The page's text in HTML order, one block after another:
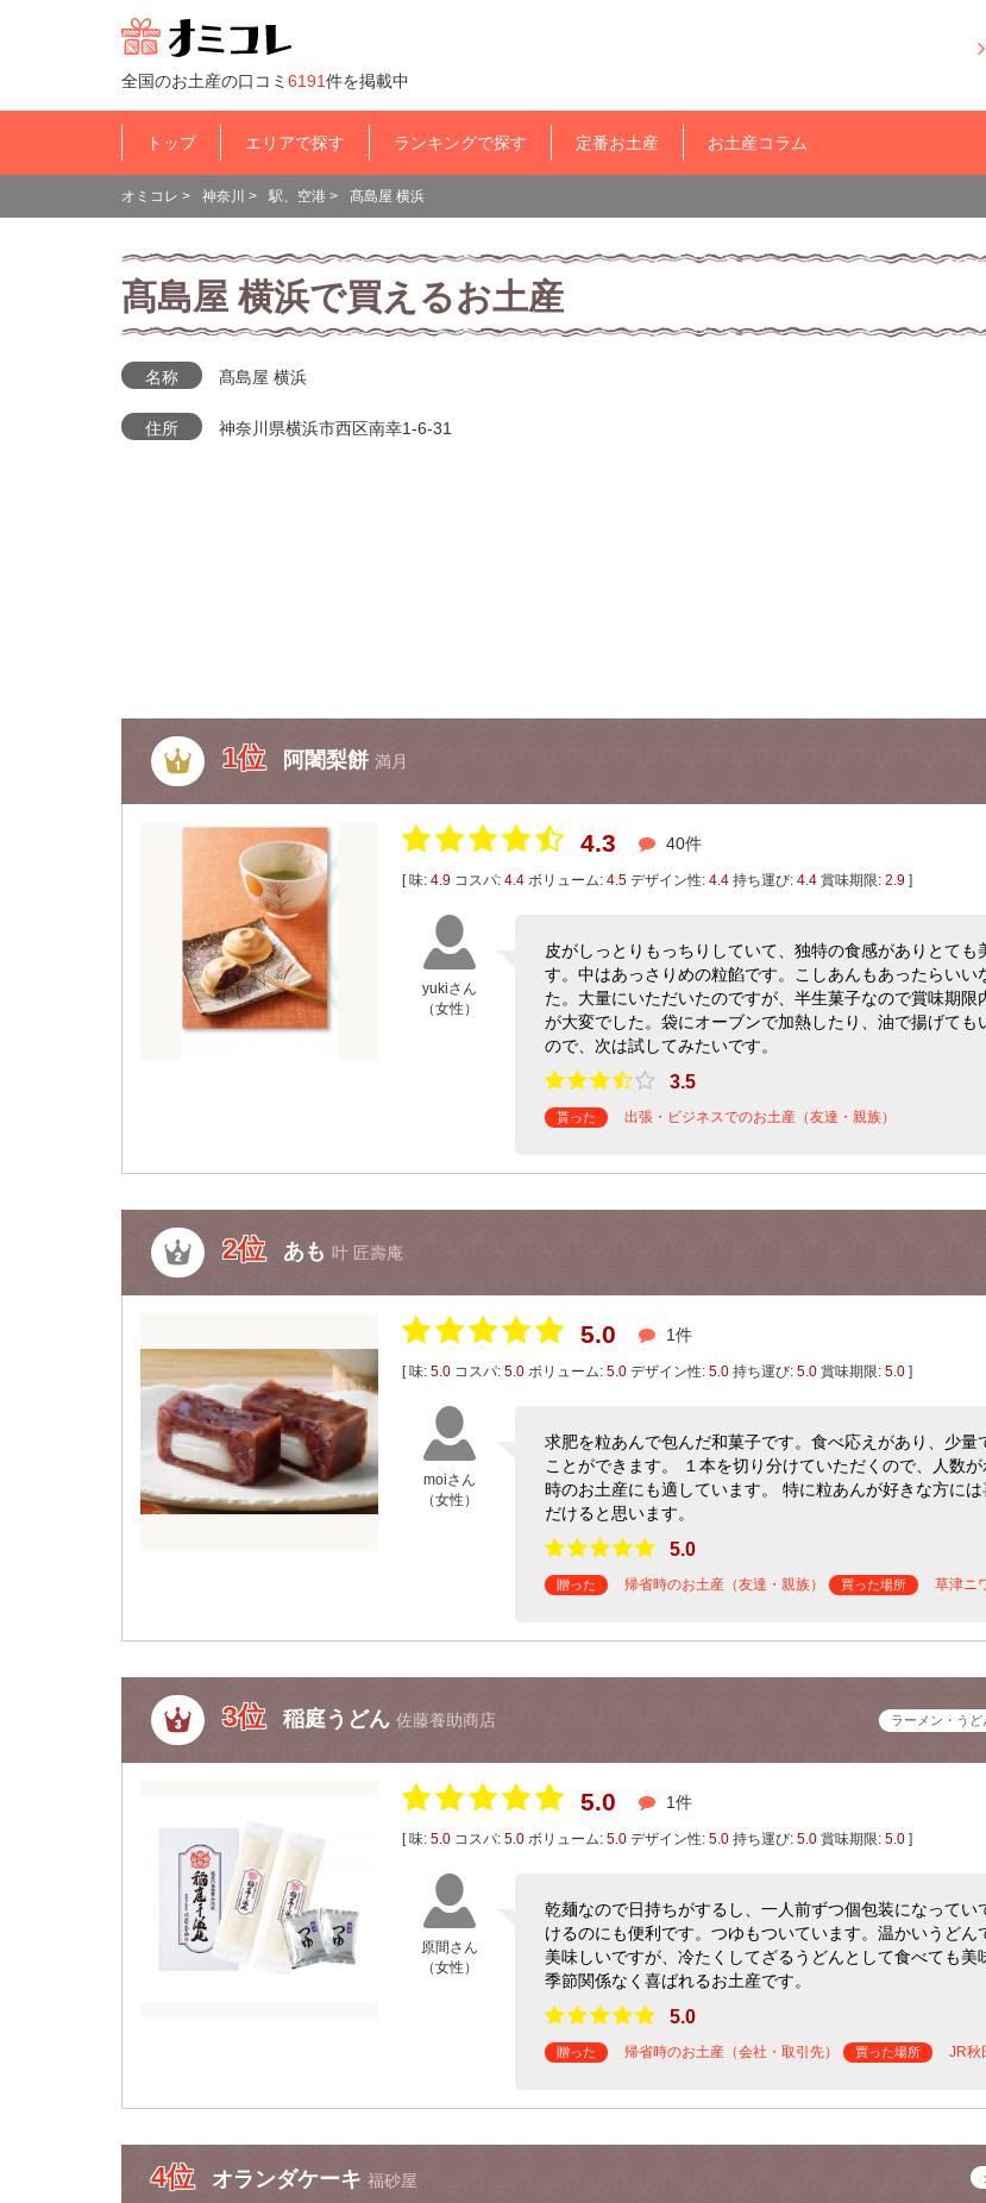
全国のお土産の口コミ 6191件を掲載中
トップ エリアで探す ランキングで探す 定番お土産 お土産コラム
オミコレ > 神奈川 > 駅、空港 > 髙島屋 横浜
髙島屋 横浜で買えるお土産
名称 髙島屋 横浜
住所 神奈川県横浜市西区南幸1-6-31
1位 阿闍梨餅 満月
4.3 40件
[ 味: 4.9 コスパ: 4.4 ボリューム: 4.5 デザイン性: 4.4 持ち運び: 4.4 賞味期限: 2.9 ]
yukiさん
（女性）
皮がしっとりもっちりしていて、独特の食感がありとても
す。中はあっさりめの粒餡です。こしあんもあったらいい
た。大量にいただいたのですが、半生菓子なので賞味期限
が大変でした。袋にオーブンで加熱したり、油で揚げても
ので、次は試してみたいです。
3.5
貰った 出張・ビジネスでのお土産（友達・親族）
2位 あも 叶 匠壽庵
5.0 1件
[ 味: 5.0 コスパ: 5.0 ボリューム: 5.0 デザイン性: 5.0 持ち運び: 5.0 賞味期限: 5.0 ]
moiさん
（女性）
求肥を粒あんで包んだ和菓子です。食べ応えがあり、少量
ことができます。 １本を切り分けていただくので、人数
時のお土産にも適しています。 特に粒あんが好きな方に
だけると思います。
5.0
贈った 帰省時のお土産（友達・親族） 買った場所 草津ニ
3位 稲庭うどん 佐藤養助商店 ラーメン・う
5.0 1件
[ 味: 5.0 コスパ: 5.0 ボリューム: 5.0 デザイン性: 5.0 持ち運び: 5.0 賞味期限: 5.0 ]
原間さん
（女性）
乾麺なので日持ちがするし、一人前ずつ個包装になってい
けるのにも便利です。つゆもついています。温かいうどん
美味しいですが、冷たくしてざるうどんとして食べても美
季節関係なく喜ばれるお土産です。
5.0
贈った 帰省時のお土産（会社・取引先） 買った場所 JR秋
4位 オランダケーキ 福砂屋